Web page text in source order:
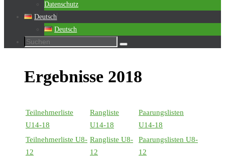
Datenschutz
Deutsch
Deutsch
Suchen
Suchen
Ergebnisse 2018
Teilnehmerliste
U14-18
Rangliste
U14-18
Paarungslisten
U14-18
Teilnehmerliste U8-
12
Rangliste U8-
12
Paarungslisten U8-
12